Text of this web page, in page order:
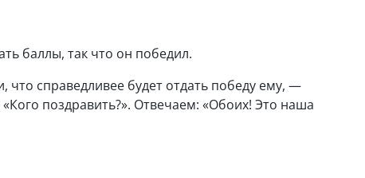
баллы, так что он победил.
справедливее будет отдать победу ему, —
поздравить?». Отвечаем: «Обоих! Это наша